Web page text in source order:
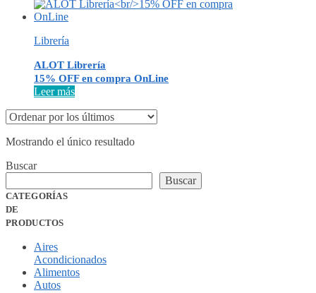
Librería
ALOT Librería
15% OFF en compra OnLine
Leer más
Mostrando el único resultado
Buscar
Buscar
CATEGORÍAS
DE
PRODUCTOS
Aires
Acondicionados
Alimentos
Autos